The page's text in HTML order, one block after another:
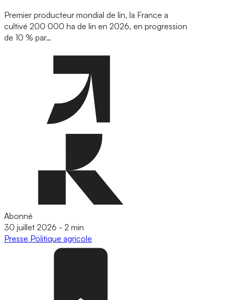
Premier producteur mondial de lin, la France a
cultivé 200 000 ha de lin en 2026, en progression
de 10 % par…
Abonné
30 juillet 2026 - 2 min
Presse Politique agricole